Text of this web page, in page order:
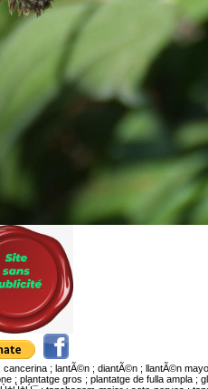
; lantÃ©n ; diantÃ©n ; llantÃ©n
plantatge gros ; plantatge de fulla ampla